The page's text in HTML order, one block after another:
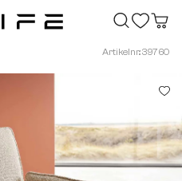
Artikelnr.: 39760